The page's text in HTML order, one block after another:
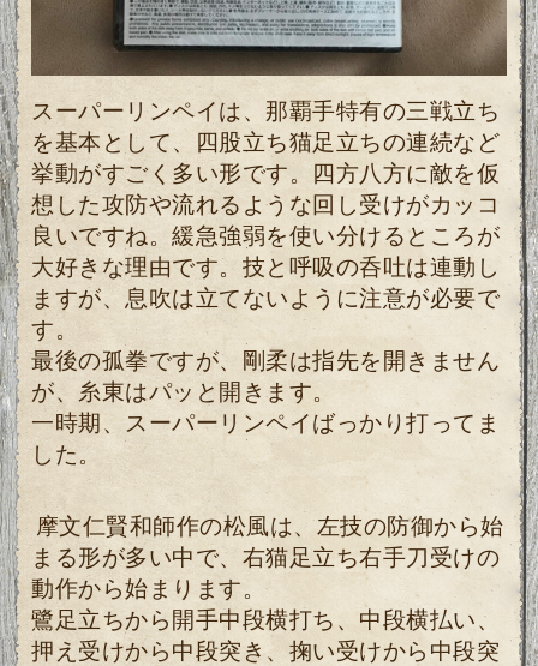
スーパーリンペイは、那覇手特有の三戦立ち
を基本として、四股立ち猫足立ちの連続など
挙動がすごく多い形です。四方八方に敵を仮
想した攻防や流れるような回し受けがカッコ
良いですね。緩急強弱を使い分けるところが
大好きな理由です。技と呼吸の呑吐は連動し
ますが、息吹は立てないように注意が必要で
す。
最後の孤拳ですが、剛柔は指先を開きません
が、糸東はパッと開きます。
一時期、スーパーリンペイばっかり打ってま
した。
摩文仁賢和師作の松風は、左技の防御から始
まる形が多い中で、右猫足立ち右手刀受けの
動作から始まります。
鷺足立ちから開手中段横打ち、中段横払い、
押え受けから中段突き、掬い受けから中段突